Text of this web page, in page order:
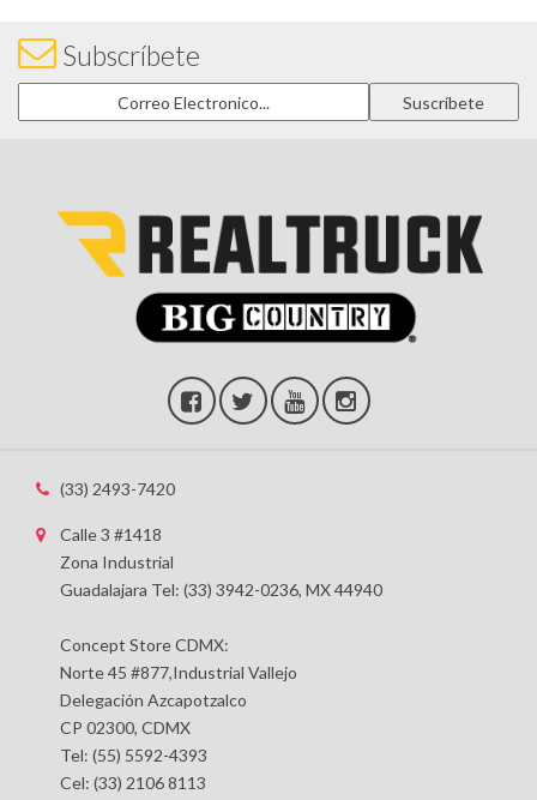
Subscríbete
(33) 2493-7420
Calle 3 #1418
Zona Industrial
Guadalajara Tel: (33) 3942-0236, MX 44940
Concept Store CDMX:
Norte 45 #877,Industrial Vallejo
Delegación Azcapotzalco
CP 02300, CDMX
Tel: (55) 5592-4393
Cel: (33) 2106 8113